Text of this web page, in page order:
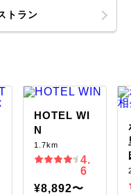
トラン
HOTEL WI
N
1.7km
4.
6
¥8,892〜